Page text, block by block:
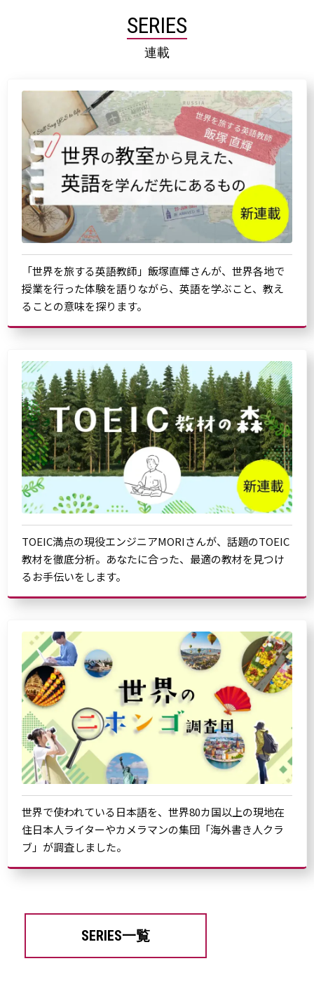
SERIES
連載
「世界を旅する英語教師」飯塚直輝さんが、世界各地で
授業を行った体験を語りながら、英語を学ぶこと、教え
ることの意味を探ります。
TOEIC満点の現役エンジニアMORIさんが、話題のTOEIC
教材を徹底分析。あなたに合った、最適の教材を見つけ
るお手伝いをします。
世界で使われている日本語を、世界80カ国以上の現地在
住日本人ライターやカメラマンの集団「海外書き人クラ
ブ」が調査しました。
SERIES一覧